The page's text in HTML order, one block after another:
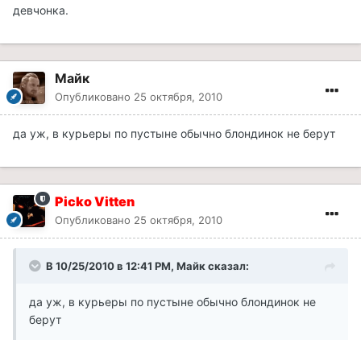
девчонка.
Майк
Опубликовано 25 октября, 2010
да уж, в курьеры по пустыне обычно блондинок не берут
Picko Vitten
Опубликовано 25 октября, 2010
В 10/25/2010 в 12:41 PM, Майк сказал:
да уж, в курьеры по пустыне обычно блондинок не
берут